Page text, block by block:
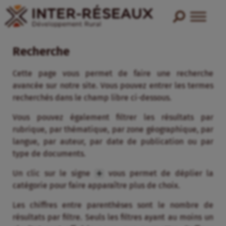
Recherche
Cette page vous permet de faire une recherche
avancée sur notre site. Vous pouvez entrer les termes
recherchés dans le champ libre ci-dessous.
Vous pouvez également filtrer les résultats par
rubrique, par thématique, par zone géographique, par
langue, par auteur, par date de publication ou par
type de documents.
Un clic sur le signe
vous permet de déplier la
catégorie pour faire apparaître plus de choix.
Les chiffres entre parenthèses sont le nombre de
résultats par filtre. Seuls les filtres ayant au moins un